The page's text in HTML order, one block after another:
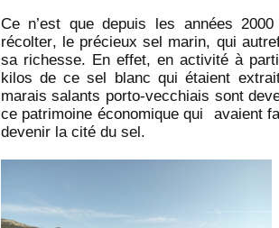
Ce n’est que depuis les années
récolter, le précieux sel marin, qui
sa richesse. En effet, en activité à
kilos de ce sel blanc qui étaient
marais salants porto-vecchiais sont
ce patrimoine économique qui avaient
devenir la cité du sel.